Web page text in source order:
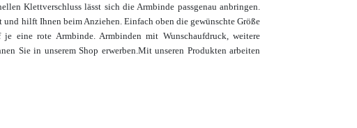
Klettverschluss lässt sich die Armbinde passgenau anbringen.
und hilft Ihnen beim Anziehen. Einfach oben die gewünschte Größe
je eine rote Armbinde. Armbinden mit Wunschaufdruck, weitere
Sie in unserem Shop erwerben.Mit unseren Produkten arbeiten